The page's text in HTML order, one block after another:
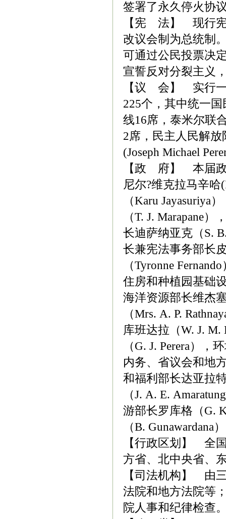
签署了永久停火协
【宪 法】 现行宪
改议会制为总统制
可通过公民投票决
宣誓反对分裂主义
【议 会】 实行一
225个，其中统一
线16席，泰米尔联
2席，民主人民解放
(Joseph Michael
【政 府】 本届政
尼尔?维克拉马辛哈
（Karu Jayasuriya
（T. J. Marapane
长迪萨纳亚克（S.
长兼宪法事务部长
（Tyronne
住房和种植园基础
海洋资源部长维杰
（Mrs. A. P.
库班达拉（W. J.
（G. J. Perera），
内务、省议会和地
和福利部长达亚拉
（J. A. E.
游部长罗库格（G.
（B.
【行政区划】 全
方省、北中央省、
【司法机构】 由
法院和地方法院等
院人事和纪律检查